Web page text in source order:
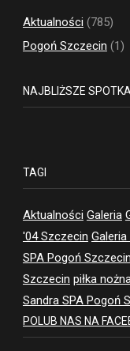
Aktualności (785)
Pogoń Szczecin (1)
NAJBLIŻSZE
TAGI
Aktualności Galeria
'04 Szczecin
SPA Pogoń Szczecin
Szczecin piłka
Sandra SPA Pogoń
POLUB NAS NA